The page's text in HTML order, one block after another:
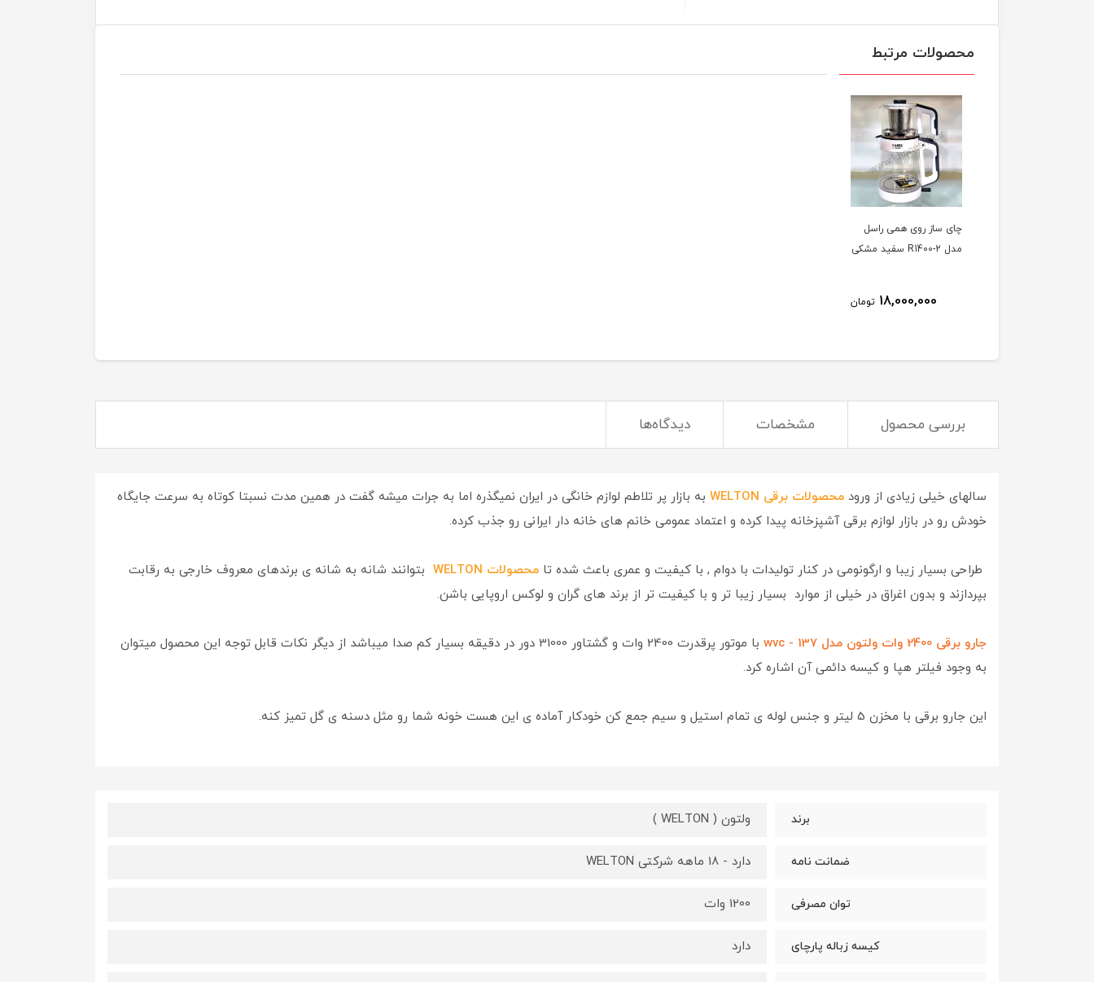
محصولات مرتبط
چای ساز روی همی راسل
مدل R1400-2 سفید مشکی
18,000,000 تومان
بررسی محصول مشخصات دیدگاه‌ها
سالهای خیلی زیادی از ورود محصولات برقی WELTON
به بازار پر تلاطم لوازم خانگی در ایران نمیگذره اما به جرات میشه گفت در همین مدت نسبتا کوتاه به سرعت جایگاه
خودش رو در بازار لوازم برقی آشپزخانه پیدا کرده و اعتماد عمومی خانم های خانه دار ایرانی رو جذب کرده.
طراحی بسیار زیبا و ارگونومی در کنار تولیدات با دوام , با کیفیت و عمری باعث شده تا محصولات WELTON
بتوانند شانه به شانه ی برندهای معروف خارجی به رقابت
بپردازند و بدون اغراق در خیلی از موارد بسیار زیبا تر و با کیفیت تر از برند های گران و لوکس اروپایی باشن.
جارو برقی 2400 وات ولتون مدل wvc - 137
با موتور پرقدرت 2400 وات و گشتاور 31000 دور در دقیقه بسیار کم صدا میباشد از دیگر نکات قابل توجه این محصول میتوان
به وجود فیلتر هپا و کیسه دائمی آن اشاره کرد.
این جارو برقی با مخزن 5 لیتر و جنس لوله ی تمام استیل و سیم جمع کن خودکار آماده ی این هست خونه شما رو مثل دسنه ی گل تمیز کنه.
برند ولتون ( WELTON )
ضمانت نامه دارد - 18 ماهه شرکتی WELTON
توان مصرفی 1200 وات
کیسه زباله پارچای دارد